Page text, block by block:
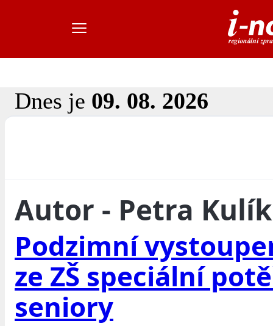
Dnes je 09. 08. 2026
Autor - Petra
Podzimní
ze ZŠ speciální
seniory